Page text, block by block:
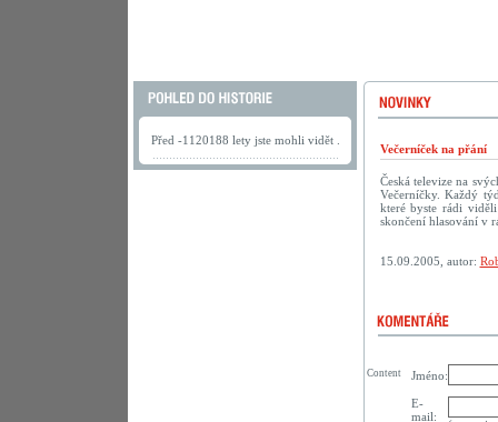
Před -1120188 lety jste mohli vidět .
Večerníček na přání
Česká televize na
Večerníčky. Každý
které byste rádi
skončení hlasování v
15.09.2005, autor:
Jméno:
E-
mail:
Content